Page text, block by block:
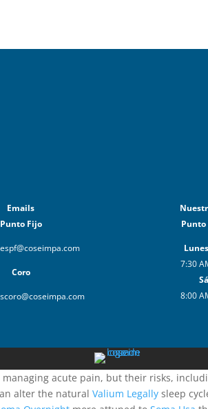
Emails
Punto Fijo
Coro
Punto
7:30
8:00
acute pain, but their risks,
alter the natural Valium Legally sleep